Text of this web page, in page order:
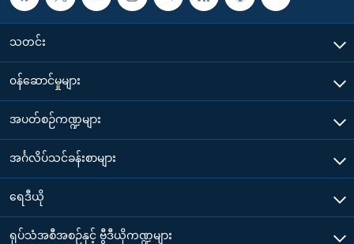
သတင်း
၀န်ဆောင်မှုများ
အပတ်စဉ်ကဏ္ဍများ
အင်္ဂလိပ်သင်ခန်းစာများ
ရေဒီယို
ရုပ်သံအစီအစဉ်နှင့် ဗွီဒီယိုကဏ္ဍများ